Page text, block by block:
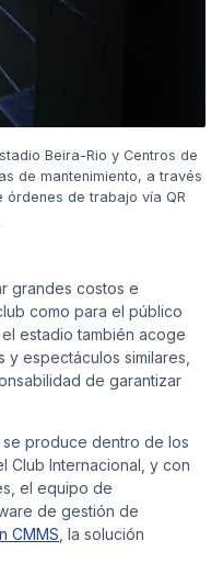
Beira-Rio y Centros de
de mantenimiento, a través
de trabajo vía QR
grandes costos e
como para el público
estadio también acoge
espectáculos similares,
de garantizar
produce dentro de los
Club Internacional, y con
el equipo de
de gestión de
CMMS , la solución